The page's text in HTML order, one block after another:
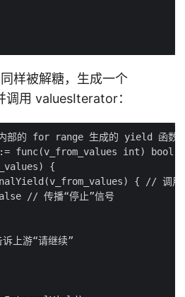
样被解糖，生成一个
用 valuesIterator：